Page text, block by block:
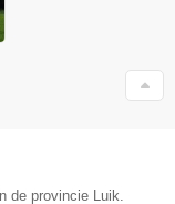
de provincie Luik.